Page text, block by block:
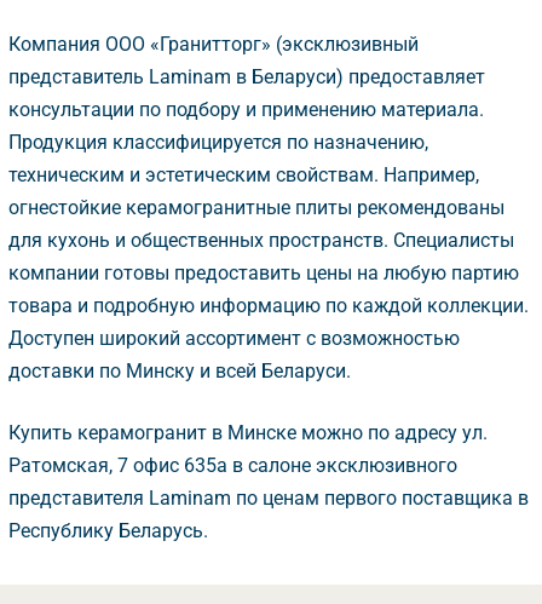
Компания ООО «Гранитторг» (эксклюзивный
представитель Laminam в Беларуси) предоставляет
консультации по подбору и применению материала.
Продукция классифицируется по назначению,
техническим и эстетическим свойствам. Например,
огнестойкие керамогранитные плиты рекомендованы
для кухонь и общественных пространств. Специалисты
компании готовы предоставить цены на любую партию
товара и подробную информацию по каждой коллекции.
Доступен широкий ассортимент с возможностью
доставки по Минску и всей Беларуси.
Купить керамогранит в Минске можно по адресу ул.
Ратомская, 7 офис 635а в салоне эксклюзивного
представителя Laminam по ценам первого поставщика
Республику Беларусь.